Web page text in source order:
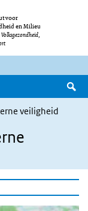
voor
en Milieu
veiligheid